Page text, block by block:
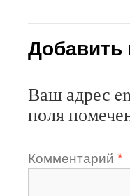
Добавить
Ваш адрес
поля
Комментарий *